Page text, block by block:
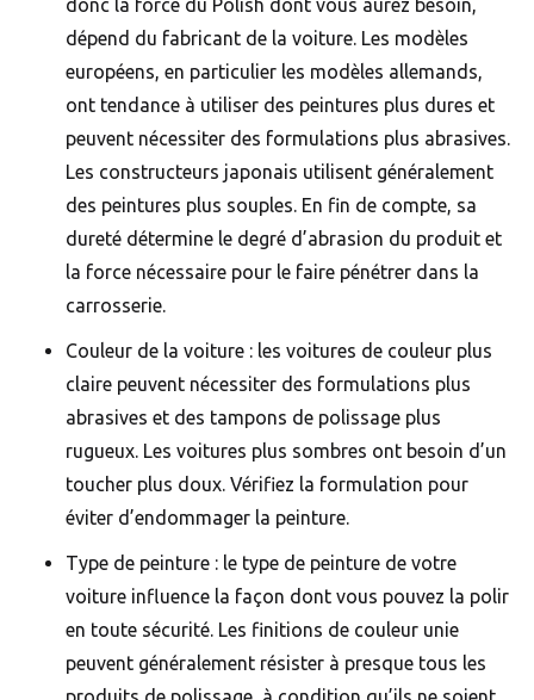
donc la force du Polish dont vous aurez besoin,
dépend du fabricant de la voiture. Les modèles
européens, en particulier les modèles allemands,
ont tendance à utiliser des peintures plus dures et
peuvent nécessiter des formulations plus abrasives.
Les constructeurs japonais utilisent généralement
des peintures plus souples. En fin de compte, sa
dureté détermine le degré d’abrasion du produit et
la force nécessaire pour le faire pénétrer dans la
carrosserie.
Couleur de la voiture : les voitures de couleur plus
claire peuvent nécessiter des formulations plus
abrasives et des tampons de polissage plus
rugueux. Les voitures plus sombres ont besoin d’un
toucher plus doux. Vérifiez la formulation pour
éviter d’endommager la peinture.
Type de peinture : le type de peinture de votre
voiture influence la façon dont vous pouvez la polir
en toute sécurité. Les finitions de couleur unie
peuvent généralement résister à presque tous les